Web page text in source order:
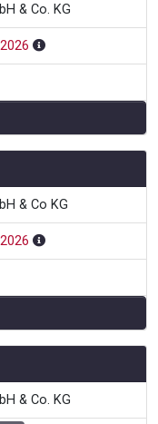
& Co. KG
& Co KG
& Co. KG